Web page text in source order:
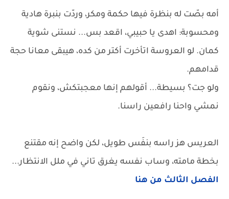
أمه بصّت له بنظرة فيها حكمة ومكر، وردّت بنبرة هادية
ومحسوبة: اهدى يا حبيبي، اقعد بس... نستنى شوية
كمان. لو العروسة اتأخرت أكتر من كده، هيبقى معانا حجة
قدامهم.
ولو جت؟ بسيطة... أقولهم إنها معجبتكش، ونقوم
نمشي واحنا رافعين راسنا.
العريس هز راسه بنفَس طويل، لكن واضح إنه مقتنع
بخطة مامته، وساب نفسه يغرق تاني في ملل الانتظار...
الفصل الثالث من هنا